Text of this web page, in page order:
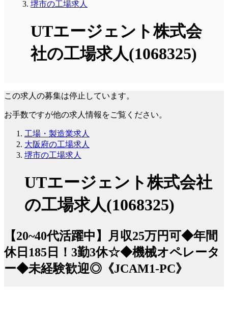
堺市の工場求人
UTエージェント株式会
社の工場求人(1068325)
この求人の募集は停止しています。
お手数ですが他の求人情報をご覧ください。
工場・製造業求人
大阪府の工場求人
堺市の工場求人
UTエージェント株式会社
の工場求人(1068325)
【20~40代活躍中】月収25万円可◆年間
休日185日！3勤3休☆◆機械オペレータ
ー◆未経験歓迎◎《JCAM1-PC》